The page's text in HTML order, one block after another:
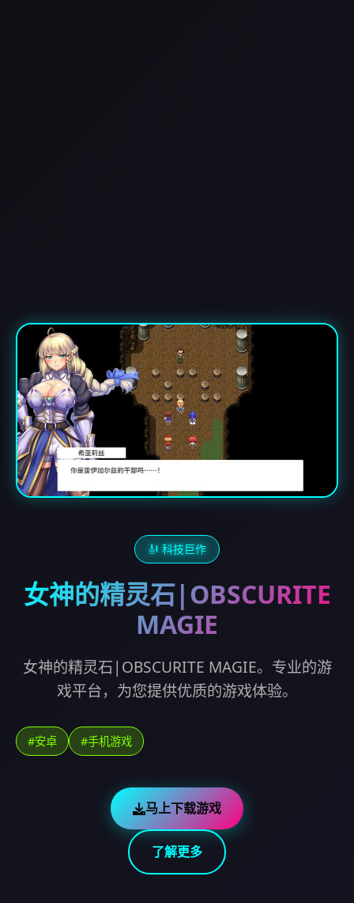
🎻 科技巨作
女神的精灵石|OBSCURITE
MAGIE
女神的精灵石|OBSCURITE MAGIE。专业的游
戏平台，为您提供优质的游戏体验。
#安卓 #手机游戏
马上下载游戏
了解更多